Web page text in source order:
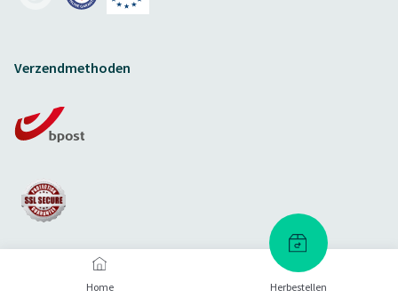
Home Herbestellen
Verzendmethoden